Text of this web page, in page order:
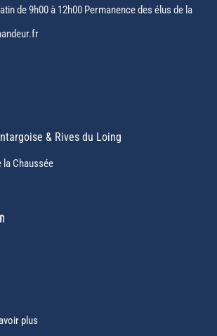
de 9h00 à 12h00 Permanence des élus de la
& Rives du Loing
la Chaussée
plus